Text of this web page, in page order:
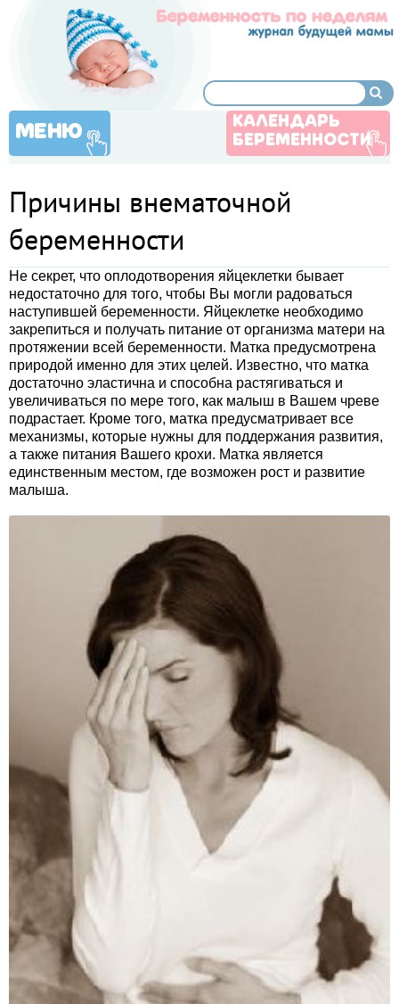
МЕНЮ
КАЛЕНДАРЬ
БЕРЕМЕННОСТИ
Причины внематочной
беременности
Не секрет, что оплодотворения яйцеклетки бывает
недостаточно для того, чтобы Вы могли радоваться
наступившей беременности. Яйцеклетке необходимо
закрепиться и получать питание от организма матери на
протяжении всей беременности. Матка предусмотрена
природой именно для этих целей. Известно, что матка
достаточно эластична и способна растягиваться и
увеличиваться по мере того, как малыш в Вашем чреве
подрастает. Кроме того, матка предусматривает все
механизмы, которые нужны для поддержания развития,
а также питания Вашего крохи. Матка является
единственным местом, где возможен рост и развитие
малыша.